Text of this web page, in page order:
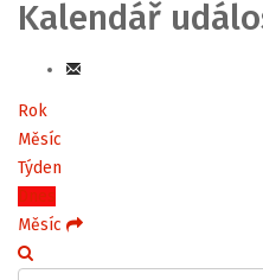
Kalendář
Rok
Měsíc
Týden
Dnes
Měsíc